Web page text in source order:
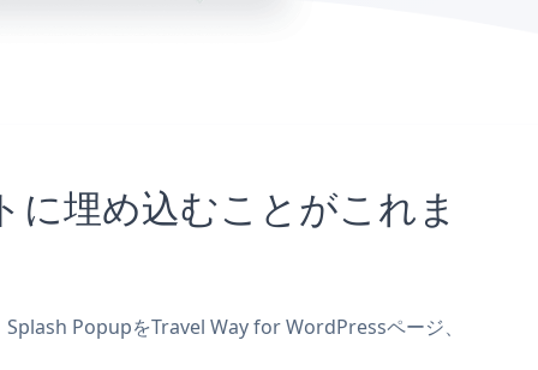
埋め込むことがこれま
PopupをTravel Way for WordPressページ、